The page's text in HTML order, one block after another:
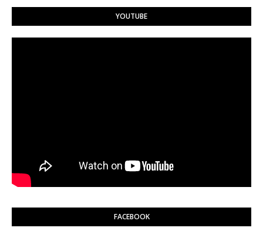
YOUTUBE
FACEBOOK